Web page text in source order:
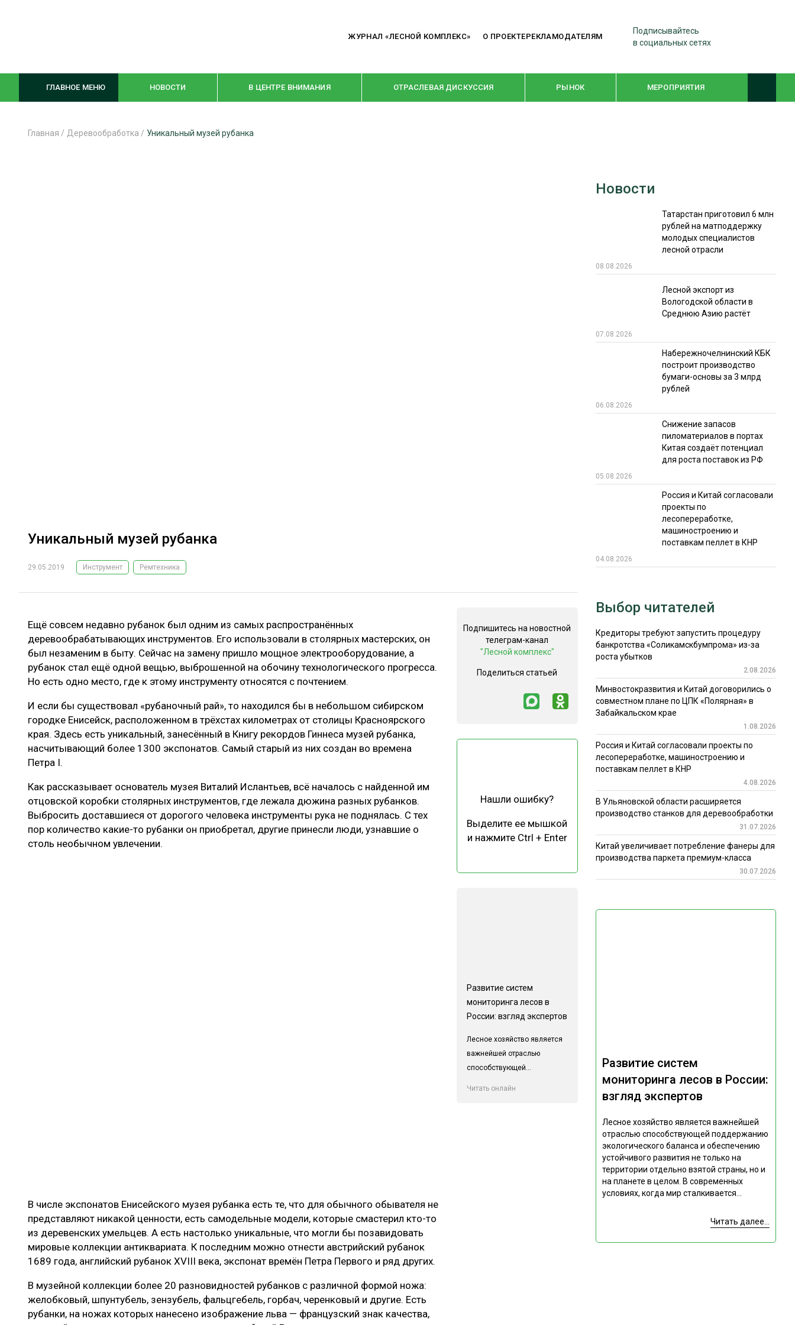
ЖУРНАЛ «ЛЕСНОЙ КОМПЛЕКС» О ПРОЕКТЕРЕКЛАМОДАТЕЛЯМ
Подписывайтесь
в социальных сетях
ГЛАВНОЕ МЕНЮ НОВОСТИ В ЦЕНТРЕ ВНИМАНИЯ ОТРАСЛЕВАЯ ДИСКУССИЯ РЫНОК МЕРОПРИЯТИЯ
WOODEX-2021
СУШКА ДРЕВЕСИНЫ
ИТОГИ МЕРОПРИЯТИЙ
Главная / Деревообработка / Уникальный музей рубанка
Уникальный музей рубанка
29.05.2019 Инструмент Ремтехника
Ещё совсем недавно рубанок был одним из самых распространённых
деревообрабатывающих инструментов. Его использовали в столярных мастерских, он
был незаменим в быту. Сейчас на замену пришло мощное электрооборудование, а
рубанок стал ещё одной вещью, выброшенной на обочину технологического прогресса.
Но есть одно место, где к этому инструменту относятся с почтением.
И если бы существовал «рубаночный рай», то находился бы в небольшом сибирском
городке Енисейск, расположенном в трёхстах километрах от столицы Красноярского
края. Здесь есть уникальный, занесённый в Книгу рекордов Гиннеса музей рубанка,
насчитывающий более 1300 экспонатов. Самый старый из них создан во времена
Петра I.
Как рассказывает основатель музея Виталий Ислантьев, всё началось с найденной им
отцовской коробки столярных инструментов, где лежала дюжина разных рубанков.
Выбросить доставшиеся от дорогого человека инструменты рука не поднялась. С тех
пор количество какие-то рубанки он приобретал, другие принесли люди, узнавшие о
столь необычном увлечении.
В числе экспонатов Енисейского музея рубанка есть те, что для обычного обывателя не
представляют никакой ценности, есть самодельные модели, которые смастерил кто-то
из деревенских умельцев. А есть настолько уникальные, что могли бы позавидовать
мировые коллекции антиквариата. К последним можно отнести австрийский рубанок
1689 года, английский рубанок XVIII века, экспонат времён Петра Первого и ряд других.
В музейной коллекции более 20 разновидностей рубанков с различной формой ножа:
желобковый, шпунтубель, зензубель, фальцгебель, горбач, черенковый и другие. Есть
рубанки, на ножах которых нанесено изображение льва — французский знак качества,
Подпишитесь на новостной
телеграм-канал
"Лесной комплекс"
Поделиться статьей
Нашли ошибку?
Выделите ее мышкой
и нажмите Ctrl + Enter
Развитие систем
мониторинга лесов в
России: взгляд экспертов
Лесное хозяйство является
важнейшей отраслью
способствующей...
Читать онлайн
Новости
Татарстан приготовил 6 млн
рублей на матподдержку
молодых специалистов
лесной отрасли
08.08.2026
Лесной экспорт из
Вологодской области в
Среднюю Азию растёт
07.08.2026
Набережночелнинский КБК
построит производство
бумаги-основы за 3 млрд
рублей
06.08.2026
Снижение запасов
пиломатериалов в портах
Китая создаёт потенциал
для роста поставок из РФ
05.08.2026
Россия и Китай согласовали
проекты по
лесопереработке,
машиностроению и
поставкам пеллет в КНР
04.08.2026
Развитие систем
мониторинга лесов в России:
взгляд экспертов
Лесное хозяйство является важнейшей
отраслью способствующей поддержанию
экологического баланса и обеспечению
устойчивого развития не только на
территории отдельно взятой страны, но и
на планете в целом. В современных
условиях, когда мир сталкивается...
Читать далее...
Выбор читателей
Кредиторы требуют запустить процедуру
банкротства «Соликамскбумпрома» из-за
роста убытков
2.08.2026
Минвостокразвития и Китай договорились о
совместном плане по ЦПК «Полярная» в
Забайкальском крае
1.08.2026
Россия и Китай согласовали проекты по
лесопереработке, машиностроению и
поставкам пеллет в КНР
4.08.2026
В Ульяновской области расширяется
производство станков для деревообработки
31.07.2026
Китай увеличивает потребление фанеры для
производства паркета премиум-класса
30.07.2026